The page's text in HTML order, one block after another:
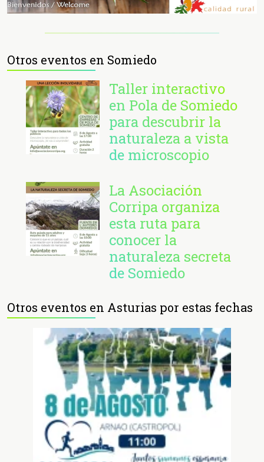
Otros eventos en Somiedo
Taller interactivo
en Pola de Somiedo
para descubrir la
naturaleza a vista
de microscopio
La Asociación
Corripa organiza
esta ruta para
conocer la
naturaleza secreta
de Somiedo
Otros eventos en Asturias por estas fechas